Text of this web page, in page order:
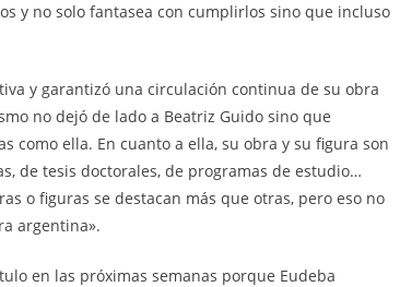
y no solo fantasea con cumplirlos sino que incluso
y garantizó una circulación continua de su obra
no dejó de lado a Beatriz Guido sino que
como ella. En cuanto a ella, su obra y su figura son
de tesis doctorales, de programas de estudio…
o figuras se destacan más que otras, pero eso no
argentina».
en las próximas semanas porque Eudeba